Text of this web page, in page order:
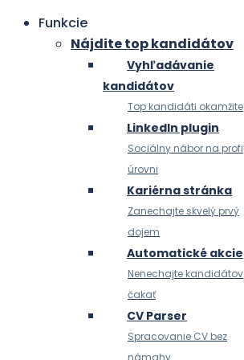
Funkcie
Nájdite top kandidátov
Vyhľadávanie
kandidátov
Top kandidáti okamžite
LinkedIn plugin
Sociálny nábor na profi
úrovni
Kariérna stránka
Zanechajte skvelý prvý
dojem
Automatické akcie
Nenechajte kandidátov
čakať
CV Parser
Spracovanie CV bez
námahy